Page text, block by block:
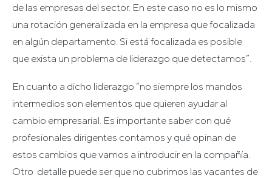
de las empresas del sector. En este caso no es lo mismo
una rotación generalizada en la empresa que focalizada
en algún departamento. Si está focalizada es posible
que exista un problema de liderazgo que detectamos”.
En cuanto a dicho liderazgo “no siempre los mandos
intermedios son elementos que quieren ayudar al
cambio empresarial. Es importante saber con qué
profesionales dirigentes contamos y qué opinan de
estos cambios que vamos a introducir en la compañía.
Otro detalle puede ser que no cubrimos las vacantes de